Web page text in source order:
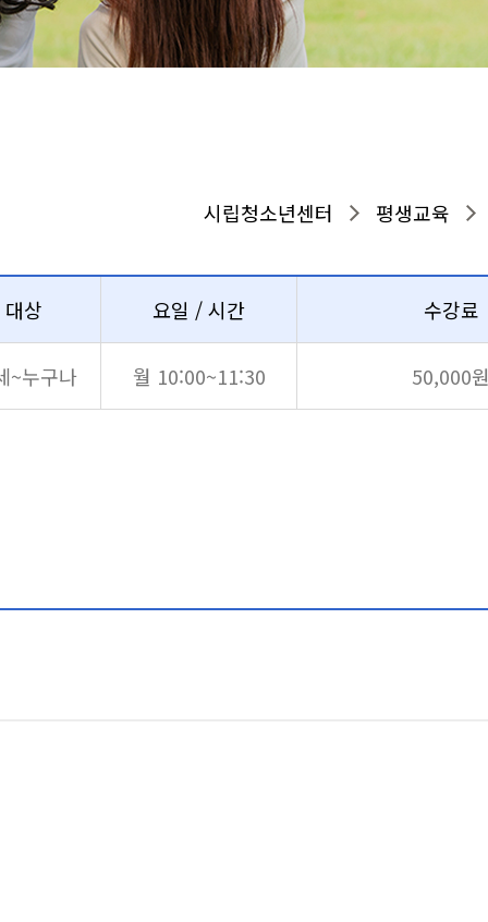
시립청소년센터 평생교육
대상 요일 / 시간 수강료
~누구나 월 10:00~11:30 50,000